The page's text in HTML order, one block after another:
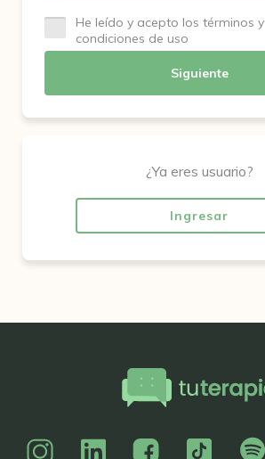
He leído y acepto los términos y
condiciones de uso
Siguiente
¿Ya eres usuario?
Ingresar